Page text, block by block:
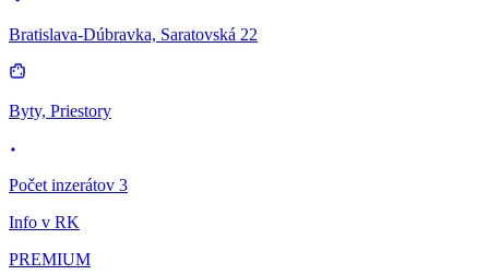
Bratislava-Dúbravka, Saratovská 22
Byty, Priestory
Počet inzerátov 3
Info v RK
PREMIUM